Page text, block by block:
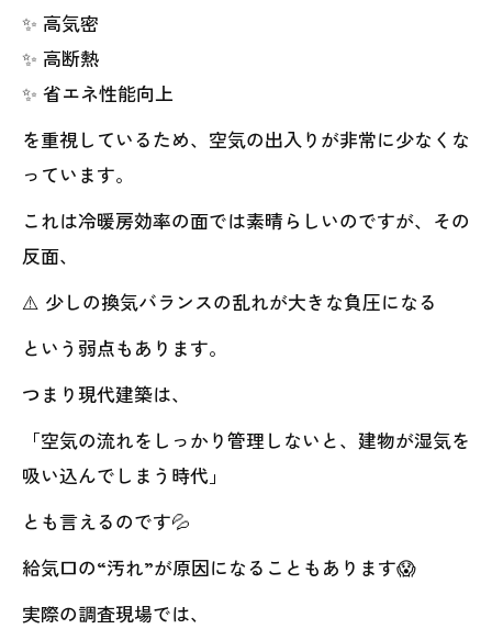
✨ 高気密
✨ 高断熱
✨ 省エネ性能向上
を重視しているため、空気の出入りが非常に少なくな
っています。
これは冷暖房効率の面では素晴らしいのですが、その
反面、
⚠️ 少しの換気バランスの乱れが大きな負圧になる
という弱点もあります。
つまり現代建築は、
「空気の流れをしっかり管理しないと、建物が湿気を
吸い込んでしまう時代」
とも言えるのです💦
給気口の“汚れ”が原因になることもあります😱
実際の調査現場では、